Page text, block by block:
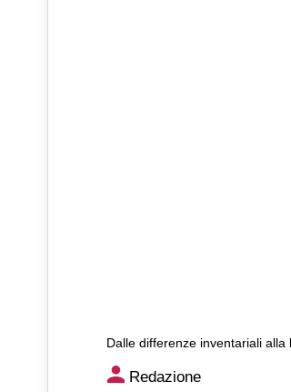
Dalle differenze inventariali alla
Dalle differenze
Redazione